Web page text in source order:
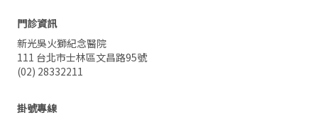
門診資訊
新光吳火獅紀念醫院
111 台北市士林區文昌路95號
(02) 28332211
掛號專線